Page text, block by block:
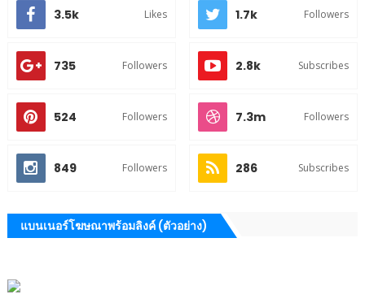
3.5k Likes 1.7k Followers
735 Followers 2.8k Subscribes
524 Followers 7.3m Followers
849 Followers 286 Subscribes
แบนเนอร์โฆษณาพร้อมลิงค์ (ตัวอย่าง)